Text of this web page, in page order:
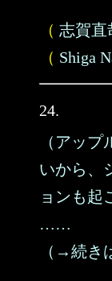
（ 志賀直
（ Shiga
24.
（アッ
いから、
ョンも起
……
（→続き